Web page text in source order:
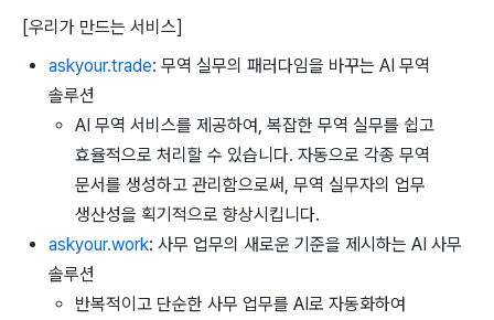
[우리가 만드는 서비스]
askyour.trade: 무역 실무의 패러다임을 바꾸는 AI 무역
솔루션
AI 무역 서비스를 제공하여, 복잡한 무역 실무를 쉽고
효율적으로 처리할 수 있습니다. 자동으로 각종 무역
문서를 생성하고 관리함으로써, 무역 실무자의 업무
생산성을 획기적으로 향상시킵니다.
askyour.work: 사무 업무의 새로운 기준을 제시하는 AI 사무
솔루션
반복적이고 단순한 사무 업무를 AI로 자동화하여